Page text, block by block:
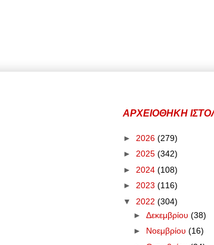
ΑΡΧΕΙΟΘΗΚΗ
► 2026 (279)
► 2025 (342)
► 2024 (108)
► 2023 (116)
▼ 2022 (304)
► Δεκεμβρίου (38)
► Νοεμβρίου (16)